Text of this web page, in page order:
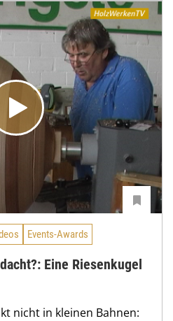
Events-Awards
Eine Riesenkugel
nicht in kleinen Bahnen: